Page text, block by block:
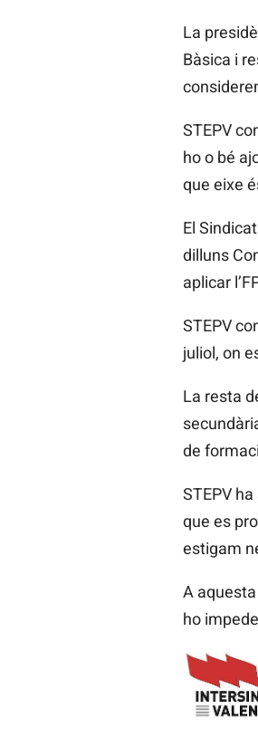
La
Bàsica i
STEPV
ho o bé
que eixe
El
dilluns
aplicar
STEPV
juliol, on
La resta
de
STEPV
que es
estigam
A
ho